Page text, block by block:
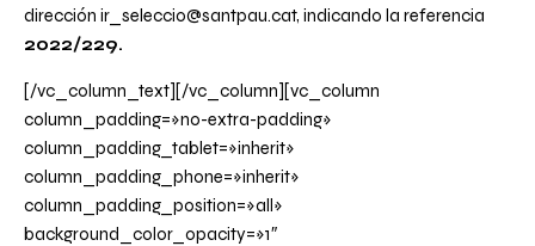
dirección ir_seleccio@santpau.cat, indicando la referencia
2022/229.
[/vc_column_text][/vc_column][vc_column
column_padding=»no-extra-padding»
column_padding_tablet=»inherit»
column_padding_phone=»inherit»
column_padding_position=»all»
background_color_opacity=»1″